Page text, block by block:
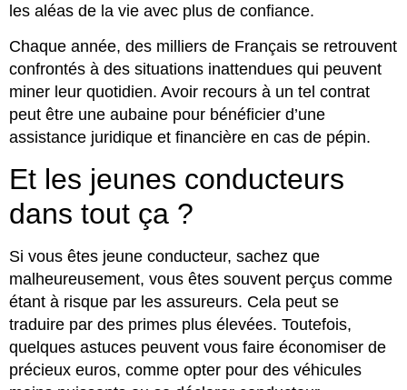
les aléas de la vie avec plus de confiance.
Chaque année, des milliers de Français se retrouvent
confrontés à des situations inattendues qui peuvent
miner leur quotidien. Avoir recours à un tel contrat
peut être une aubaine pour bénéficier d’une
assistance juridique et financière en cas de pépin.
Et les jeunes conducteurs
dans tout ça ?
Si vous êtes jeune conducteur, sachez que
malheureusement, vous êtes souvent perçus comme
étant à risque par les assureurs. Cela peut se
traduire par des primes plus élevées. Toutefois,
quelques astuces peuvent vous faire économiser de
précieux euros, comme opter pour des véhicules